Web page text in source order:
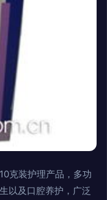
克装护理产品，多功
以及口腔养护，广泛